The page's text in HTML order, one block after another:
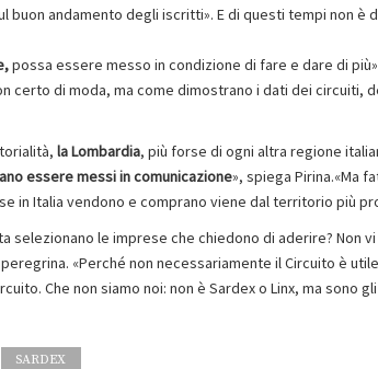
andamento degli iscritti». E di questi tempi non è
possa essere messo in condizione di fare e dare di
certo di moda, ma come dimostrano i dati dei circuiti,
la Lombardia, più forse di ogni altra regione
essere messi in comunicazione», spiega Pirina.«Ma
in Italia vendono e comprano viene dal territorio più
selezionano le imprese che chiedono di aderire? Non
«Perché non necessariamente il Circuito è
Che non siamo noi: non è Sardex o Linx, ma sono
SARDEX